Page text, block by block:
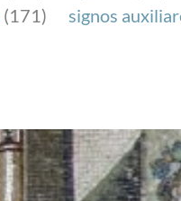
(171)
signos